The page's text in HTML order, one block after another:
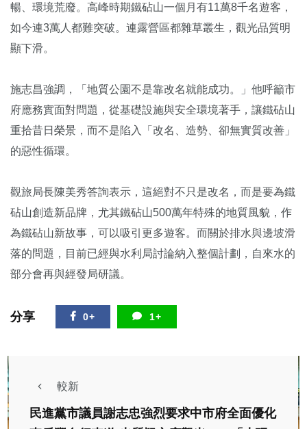
暢、環境荒廢。高峰時期鐵砧山一個月有11萬8千名遊客，
如今連3萬人都難突破。連露營區都雜草叢生，觀光品質明
顯下滑。
施志昌強調，「地質公園不是靠改名就能成功。」他呼籲市
府應務實面對問題，從基礎設施與安全環境著手，讓鐵砧山
重拾昔日榮景，而不是陷入「改名、造勢、卻無實質改善」
的惡性循環。
觀旅局長陳美秀答詢表示，這絕對不只是改名，而是要為鐵
砧山創造新品牌，尤其鐵砧山500萬年特殊的地質風貌，作
為鐵砧山新故事，可以吸引更多遊客。而關於排水與邊坡滑
落的問題，目前已經與水利局討論納入整個計劃，自來水的
部分會再與經發局研議。
分享 0+ 1+
較新
民進黨市議員謝志忠強烈要求中市府全面優化